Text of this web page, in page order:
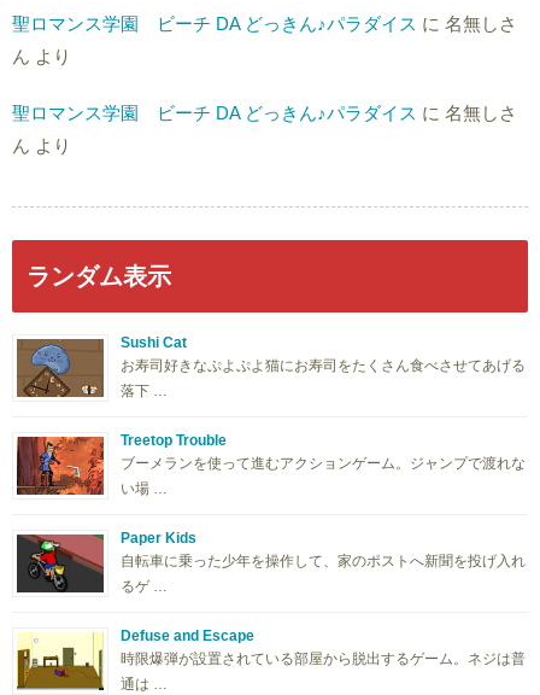
聖ロマンス学園 ビーチ DA どっきん♪パラダイス に 名無しさ
ん より
聖ロマンス学園 ビーチ DA どっきん♪パラダイス に 名無しさ
ん より
ランダム表示
Sushi Cat
お寿司好きなぷよぷよ猫にお寿司をたくさん食べさせてあげる
落下 …
Treetop Trouble
ブーメランを使って進むアクションゲーム。ジャンプで渡れな
い場 …
Paper Kids
自転車に乗った少年を操作して、家のポストへ新聞を投げ入れ
るゲ …
Defuse and Escape
時限爆弾が設置されている部屋から脱出するゲーム。ネジは普
通は …